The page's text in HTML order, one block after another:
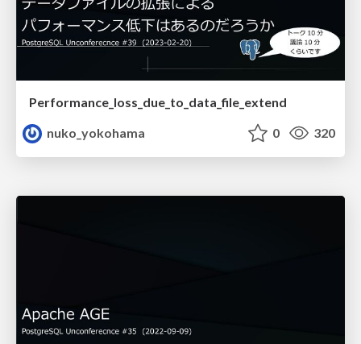
Performance_loss_due_to_data_file_extend
nuko_yokohama
0 320